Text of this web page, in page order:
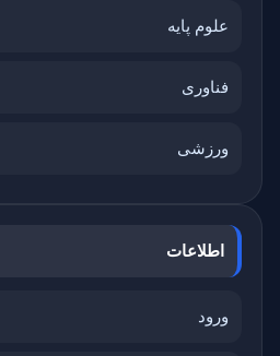
علوم پایه
فناوری
ورزشی
اطلاعات
ورود